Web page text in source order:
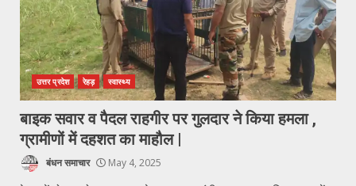
उत्तर प्रदेश रेहड़ स्वास्थ्य
बाइक सवार व पैदल राहगीर पर गुलदार ने किया हमला ,
ग्रामीणों में दहशत का माहौल |
बंधन समाचार May 4, 2025